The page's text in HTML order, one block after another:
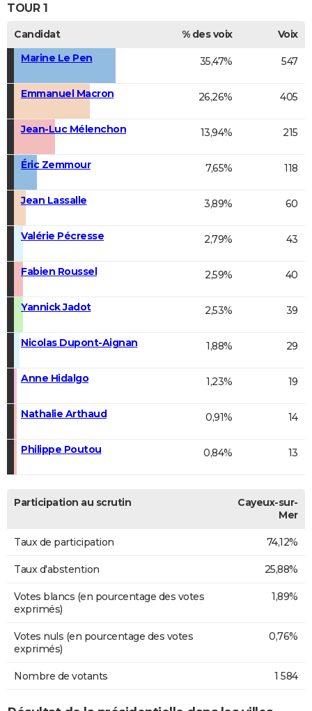
TOUR 1
Candidat % des voix
Voix
Marine Le Pen
35,47% 547
Emmanuel Macron 26,26% 405
Jean-Luc Mélenchon 13,94% 215
Éric Zemmour 7,65% 118
Jean Lassalle 3,89% 60
Valérie Pécresse 2,79% 43
Fabien Roussel 2,59% 40
Yannick Jadot 2,53% 39
Nicolas Dupont-Aignan 1,88% 29
Anne Hidalgo 1,23% 19
Nathalie Arthaud 0,91% 14
Philippe Poutou 0,84% 13
Participation au scrutin
Cayeux-sur-
Mer
Taux de participation 74,12%
Taux d'abstention 25,88%
Votes blancs (en pourcentage des votes
exprimés)
1,89%
Votes nuls (en pourcentage des votes
exprimés)
0,76%
Nombre de votants 1 584